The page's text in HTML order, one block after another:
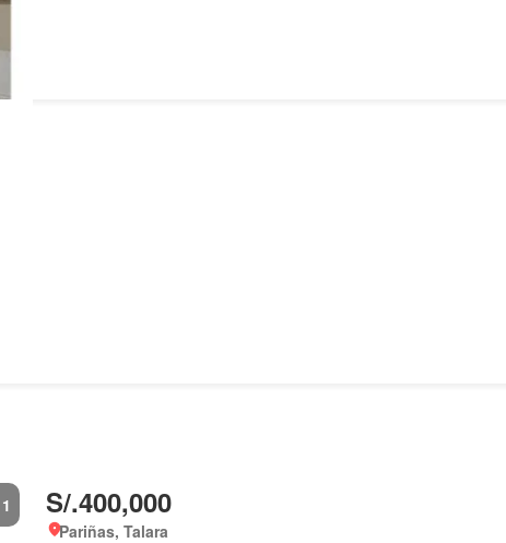
1 S/.400,000
Pariñas, Talara